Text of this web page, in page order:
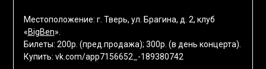
Местоположение: г. Тверь, ул. Брагина, д. 2, клуб
«BigBen».
Билеты: 200р. (пред.продажа); 300р. (в день концерта).
Купить: vk.com/app7156652_-189380742